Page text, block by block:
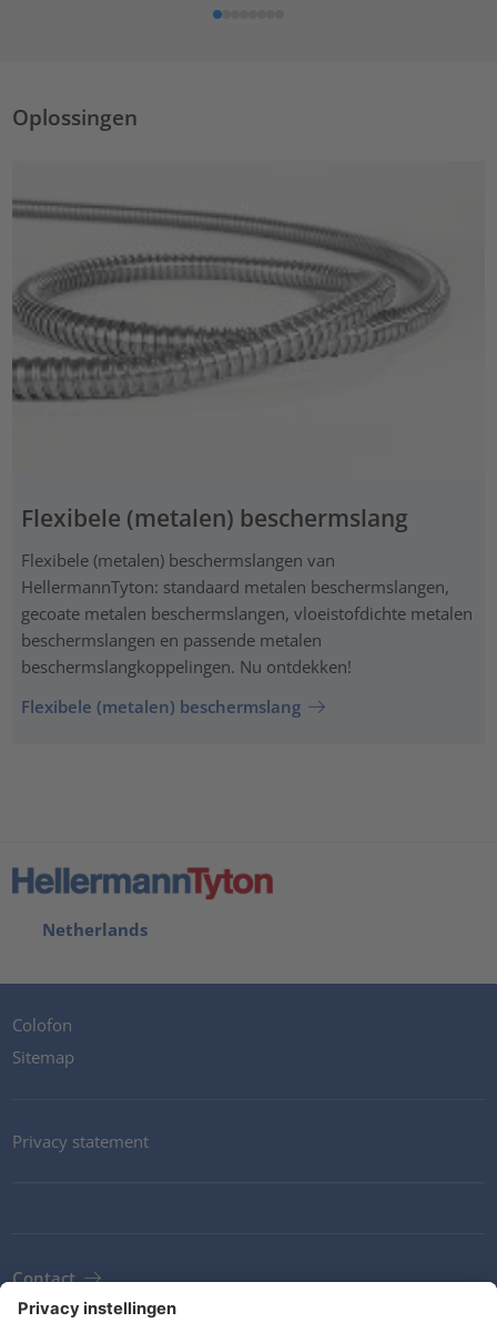
Oplossingen
Flexibele (metalen) beschermslang
Flexibele (metalen) beschermslangen van
HellermannTyton: standaard metalen beschermslangen,
gecoate metalen beschermslangen, vloeistofdichte metalen
beschermslangen en passende metalen
beschermslangkoppelingen. Nu ontdekken!
Flexibele (metalen) beschermslang
Netherlands
Colofon
Sitemap
Privacy statement
Contact
Newsletter